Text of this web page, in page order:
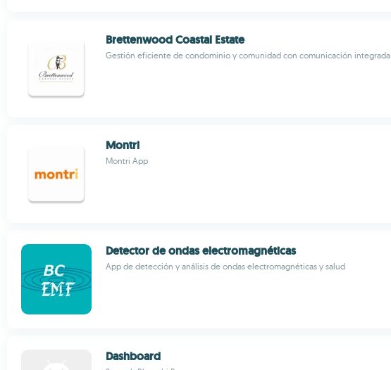
Brettenwood Coastal Estate
Gestión eficiente de condominio y comunidad con comunicación integrada
Montri
Montri App
Detector de ondas electromagnéticas
App de detección y análisis de ondas electromagnéticas y salud
Dashboard